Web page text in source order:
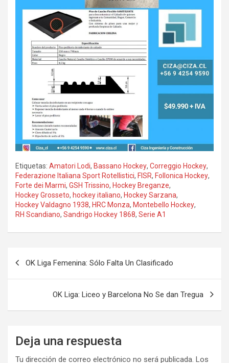
Etiquetas: Amatori Lodi, Bassano Hockey, Correggio Hockey,
Federazione Italiana Sport Rotellistici, FISR, Follonica Hockey,
Forte dei Marmi, GSH Trissino, Hockey Breganze,
Hockey Grosseto, hockey italiano, Hockey Sarzana,
Hockey Valdagno 1938, HRC Monza, Montebello Hockey,
RH Scandiano, Sandrigo Hockey 1868, Serie A1
entradas
OK Liga Femenina: Sólo Falta Un Clasificado
OK Liga: Liceo y Barcelona No Se dan Tregua
Deja una respuesta
Tu dirección de correo electrónico no será publicada. Los